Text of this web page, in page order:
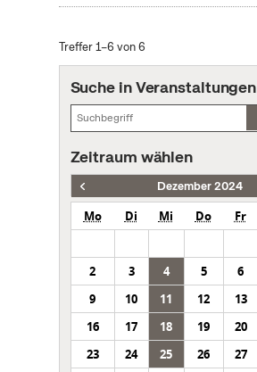
Treffer 1–6 von 6
Suche in Veranstaltungen
Zeitraum wählen
Dezember 2024
Mo Di Mi Do Fr
2
3 4 5 6
9
10 11 12 13
16
17 18 19 20
23
24 25 26 27